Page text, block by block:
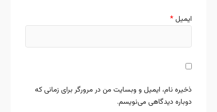
ایمیل*
ذخیره نام، ایمیل و وبسایت من در مرورگر برای زمانی که
دوباره دیدگاهی می‌نویسم.